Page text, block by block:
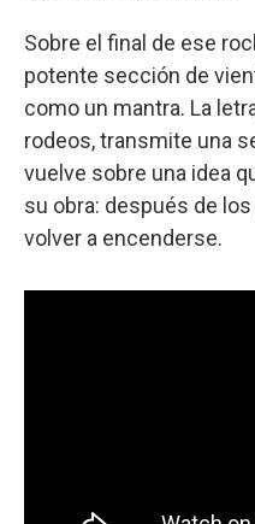
Sobre el final de ese
potente sección de
como un mantra. La
rodeos, transmite una
vuelve sobre una idea
su obra: después de
volver a encenderse.